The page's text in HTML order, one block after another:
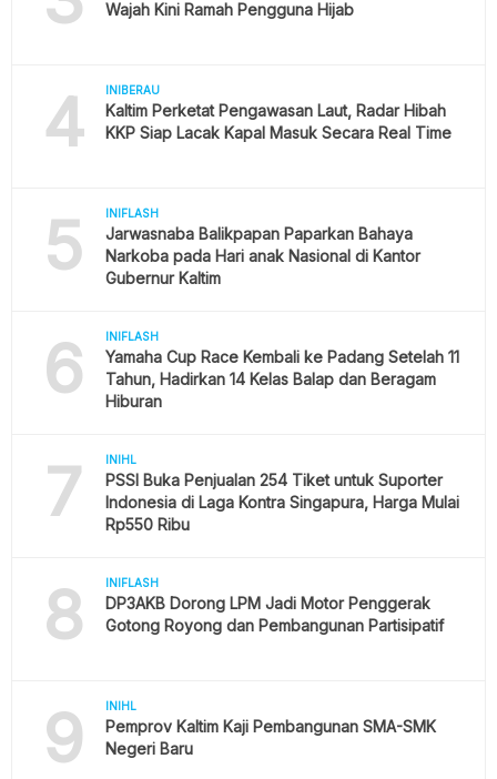
Wajah Kini Ramah Pengguna Hijab
4 INIBERAU
Kaltim Perketat Pengawasan Laut, Radar Hibah
KKP Siap Lacak Kapal Masuk Secara Real Time
5 INIFLASH
Jarwasnaba Balikpapan Paparkan Bahaya
Narkoba pada Hari anak Nasional di Kantor
Gubernur Kaltim
6 INIFLASH
Yamaha Cup Race Kembali ke Padang Setelah 11
Tahun, Hadirkan 14 Kelas Balap dan Beragam
Hiburan
7 INIHL
PSSI Buka Penjualan 254 Tiket untuk Suporter
Indonesia di Laga Kontra Singapura, Harga Mulai
Rp550 Ribu
8 INIFLASH
DP3AKB Dorong LPM Jadi Motor Penggerak
Gotong Royong dan Pembangunan Partisipatif
9 INIHL
Pemprov Kaltim Kaji Pembangunan SMA-SMK
Negeri Baru